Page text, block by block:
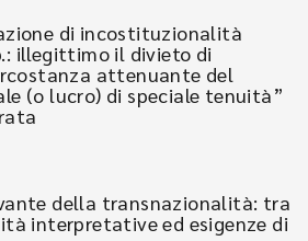
di incostituzionalità
illegittimo il divieto di
attenuante del
(o lucro) di speciale tenuità”
della transnazionalità: tra
interpretative ed esigenze di